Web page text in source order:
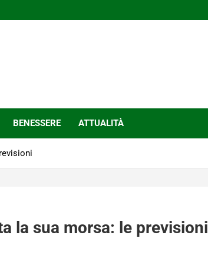
BENESSERE ATTUALITÀ
la sua morsa: le previsioni